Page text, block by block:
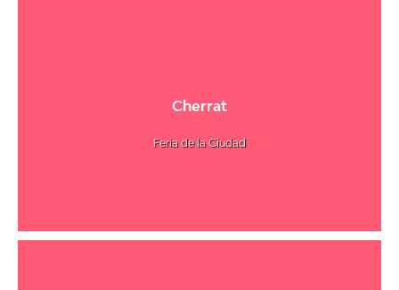
Cherrat
Feria de la Ciudad